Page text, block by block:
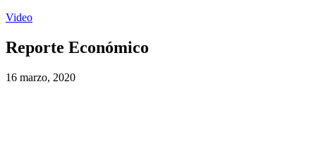
Video
Reporte Económico
16 marzo, 2020